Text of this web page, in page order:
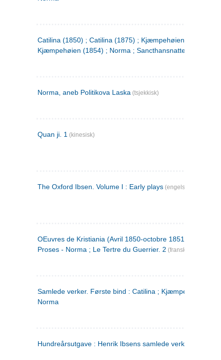
Catilina (1850) ; Catilina (1875) ; Kjæmpehøien (1850) ;
Kjæmpehøien (1854) ; Norma ; Sancthansnatten
Norma, aneb Politikova Laska (tsjekkisk)
Quan ji. 1 (kinesisk)
The Oxford Ibsen. Volume I : Early plays (engelsk)
OEuvres de Kristiania (Avril 1850-octobre 1851) : Poèmes
Proses - Norma ; Le Tertre du Guerrier. 2 (fransk)
Samlede verker. Første bind : Catilina ; Kjæmpehøien ;
Norma
Hundreårsutgave : Henrik Ibsens samlede verker. 1